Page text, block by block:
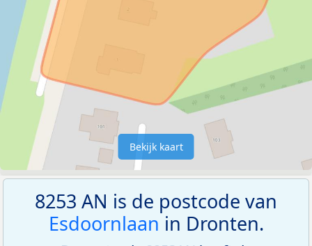
Bekijk kaart
8253 AN is de postcode van
Esdoornlaan in Dronten.